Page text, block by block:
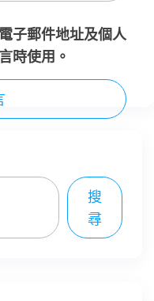
子郵件地址及個人
時使用。
搜
尋